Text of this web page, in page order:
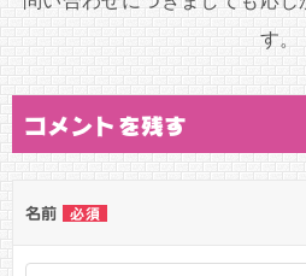
す。
コメントを残す
名前 必須